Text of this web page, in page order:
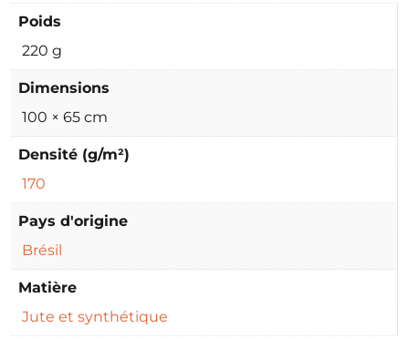
Poids
220 g
Dimensions
100 × 65 cm
Densité (g/m²)
170
Pays d'origine
Brésil
Matière
Jute et synthétique